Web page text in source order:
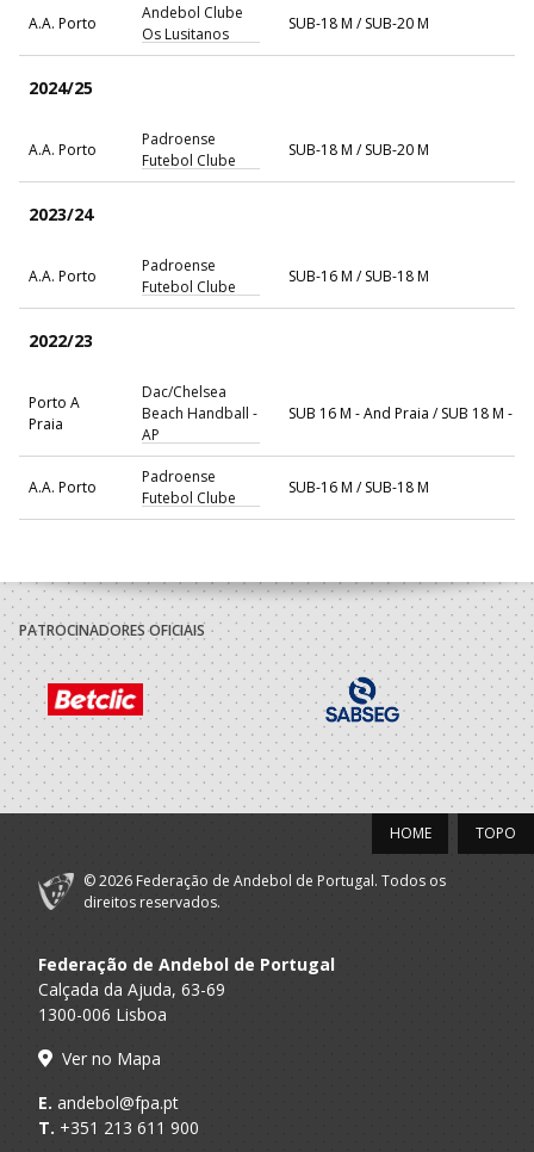
A.A. Porto
Andebol Clube
Os Lusitanos
SUB-18 M / SUB-20 M
2024/25
A.A. Porto
Padroense
Futebol Clube
SUB-18 M / SUB-20 M
2023/24
A.A. Porto
Padroense
Futebol Clube
SUB-16 M / SUB-18 M
2022/23
Porto A
Praia
Dac/Chelsea
Beach Handball -
AP
SUB 16 M - And Praia / SUB 18 M -
A.A. Porto
Padroense
Futebol Clube
SUB-16 M / SUB-18 M
A.A. Porto
Padroense
Futebol Clube
SUB-14 M / SUB-16 M
Porto A
Praia
IlhavoAC / Lions
BH
Sub 14 M - And Praia / SUB 16 M -
2020/21
A.A. Porto
Padroense
Futebol Clube
SUB-13 M / SUB-15 M
2018/19
A.A. Porto
Futebol Clube
2017/18
PATROCINADORES OFICIAIS
TOPO
HOME
© 2026 Federação de Andebol de Portugal. Todos os
direitos reservados.
Federação de Andebol de Portugal
Calçada da Ajuda, 63-69
1300-006 Lisboa
Ver no Mapa
E. andebol@fpa.pt
T. +351 213 611 900